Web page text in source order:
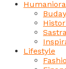
Humaniora
Lifestyle